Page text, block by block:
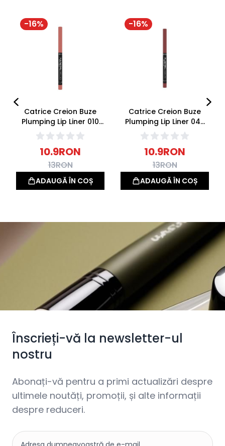
-16%
Catrice Creion Buze
Plumping Lip Liner 010
Understated Chic
0.35gr
10.9RON
13RON
ADAUGĂ ÎN COȘ
-16%
Catrice Creion Buze
Plumping Lip Liner 040
Starring Role 0.35gr
10.9RON
13RON
ADAUGĂ ÎN COȘ
Înscrieți-vă la newsletter-ul
nostru
Abonați-vă pentru a primi actualizări despre
ultimele noutăți, promoții, și alte informații
despre reduceri.